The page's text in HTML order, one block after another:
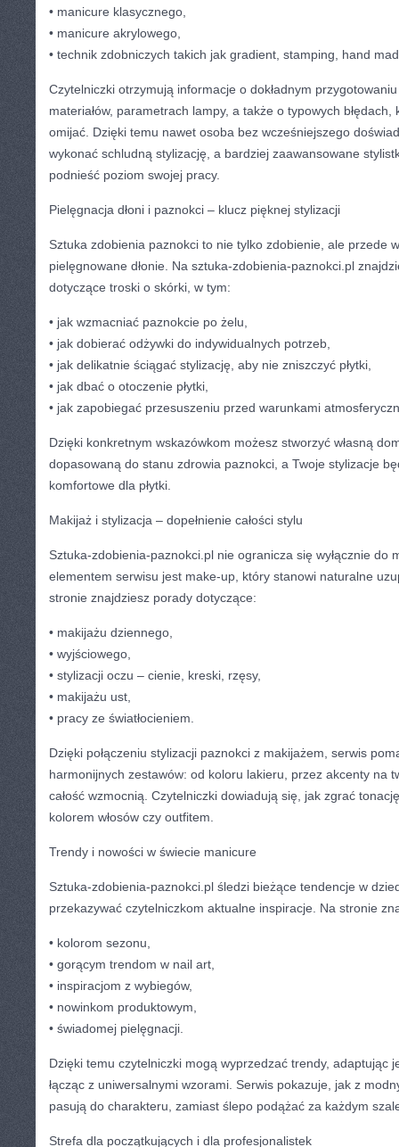
• manicure klasycznego,
• manicure akrylowego,
• technik zdobniczych takich jak gradient, stamping, hand
Czytelniczki otrzymują informacje o dokładnym
materiałów, parametrach lampy, a także o typowych
omijać. Dzięki temu nawet osoba bez wcześniejszego
wykonać schludną stylizację, a bardziej zaawansowane
podnieść poziom swojej pracy.
Pielęgnacja dłoni i paznokci – klucz pięknej stylizacji
Sztuka zdobienia paznokci to nie tylko zdobienie, ale przede
pielęgnowane dłonie. Na sztuka-zdobienia-paznokci.pl
dotyczące troski o skórki, w tym:
• jak wzmacniać paznokcie po żelu,
• jak dobierać odżywki do indywidualnych potrzeb,
• jak delikatnie ściągać stylizację, aby nie zniszczyć płytki,
• jak dbać o otoczenie płytki,
• jak zapobiegać przesuszeniu przed warunkami
Dzięki konkretnym wskazówkom możesz stworzyć własną
dopasowaną do stanu zdrowia paznokci, a Twoje stylizacje
komfortowe dla płytki.
Makijaż i stylizacja – dopełnienie całości stylu
Sztuka-zdobienia-paznokci.pl nie ogranicza się wyłącznie do
elementem serwisu jest make-up, który stanowi naturalne
stronie znajdziesz porady dotyczące:
• makijażu dziennego,
• wyjściowego,
• stylizacji oczu – cienie, kreski, rzęsy,
• makijażu ust,
• pracy ze światłocieniem.
Dzięki połączeniu stylizacji paznokci z makijażem, serwis
harmonijnych zestawów: od koloru lakieru, przez akcenty na
całość wzmocnią. Czytelniczki dowiadują się, jak zgrać
kolorem włosów czy outfitem.
Trendy i nowości w świecie manicure
Sztuka-zdobienia-paznokci.pl śledzi bieżące tendencje w
przekazywać czytelniczkom aktualne inspiracje. Na stronie
• kolorom sezonu,
• gorącym trendom w nail art,
• inspiracjom z wybiegów,
• nowinkom produktowym,
• świadomej pielęgnacji.
Dzięki temu czytelniczki mogą wyprzedzać trendy, adaptując
łącząc z uniwersalnymi wzorami. Serwis pokazuje, jak z
pasują do charakteru, zamiast ślepo podążać za każdym
Strefa dla początkujących i dla profesjonalistek